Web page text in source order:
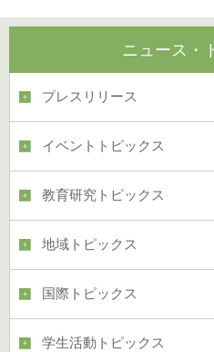
ニュース・
プレスリリース
イベントトピックス
教育研究トピックス
地域トピックス
国際トピックス
学生活動トピックス